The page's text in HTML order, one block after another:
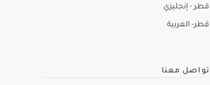
قطر - إنجليزي
قطر- العربية
تواصل معنا